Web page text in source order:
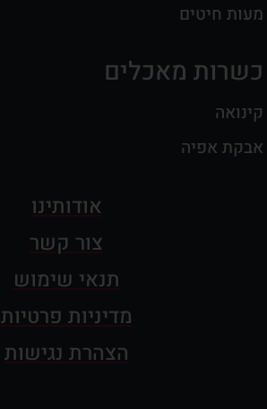
מעות חיטים
כשרות מאכלים
קינואה
אבקת אפיה
אודותינו
צור קשר
תנאי שימוש
מדיניות פרטיות
הצהרת נגישות